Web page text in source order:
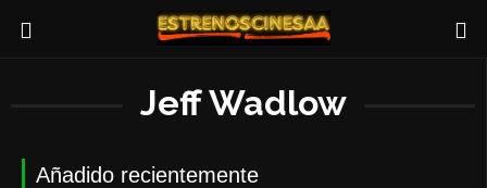
Jeff Wadlow
Añadido recientemente